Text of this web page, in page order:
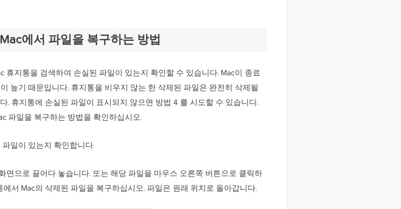
에서 파일을 복구하는 방법
휴지통을 검색하여 손실된 파일이 있는지 확인할 수 있습니다. Mac이 종료
높기 때문입니다. 휴지통을 비우지 않는 한 삭제된 파일은 완전히 삭제될
. 휴지통에 손실된 파일이 표시되지 않으면 방법 4 를 시도할 수 있습니다.
파일을 복구하는 방법을 확인하십시오.
일이 있는지 확인합니다.
면으로 끌어다 놓습니다. 또는 해당 파일을 마우스 오른쪽 버튼으로 클릭하
서 Mac의 삭제된 파일을 복구하십시오. 파일은 원래 위치로 돌아갑니다.